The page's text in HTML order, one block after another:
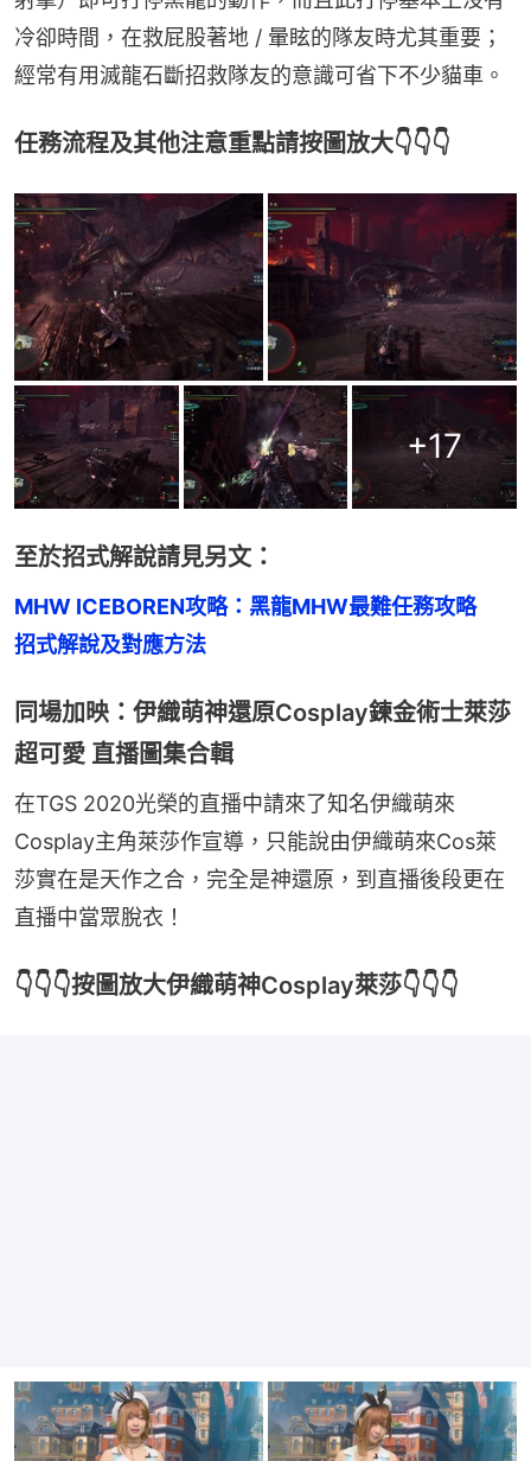
冷卻時間，在救屁股著地 / 暈眩的隊友時尤其重要；
經常有用滅龍石斷招救隊友的意識可省下不少貓車。
任務流程及其他注意重點請按圖放大👇👇👇
+17
至於招式解說請見另文：
MHW ICEBOREN攻略：黑龍MHW最難任務攻略
招式解說及對應方法
同場加映：伊織萌神還原Cosplay鍊金術士萊莎
超可愛 直播圖集合輯
在TGS 2020光榮的直播中請來了知名伊織萌來
Cosplay主角萊莎作宣導，只能說由伊織萌來Cos萊
莎實在是天作之合，完全是神還原，到直播後段更在
直播中當眾脫衣！
👇👇👇按圖放大伊織萌神Cosplay萊莎👇👇👇